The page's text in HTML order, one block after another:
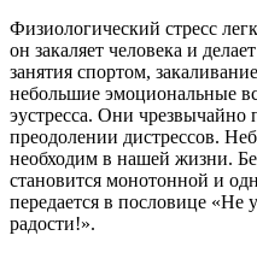
Физиологический стресс
он закаляет человека и
занятия спортом,
небольшие эмоциональные
эустресса. Они
преодолении дистрессов.
необходим в нашей жизни.
становится монотонной и
передается в пословице «Не
радости!».